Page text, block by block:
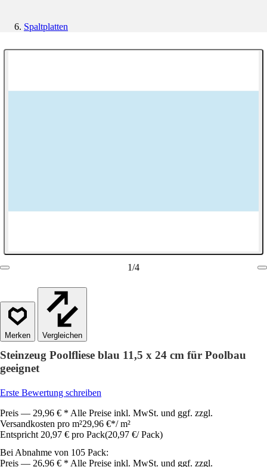
Spaltplatten
1/4
Vergleichen
Steinzeug Poolfliese blau 11,5 x 24 cm für Poolbau
geeignet
Erste Bewertung schreiben
Preis — 29,96 € * Alle Preise inkl. MwSt. und ggf. zzgl.
Versandkosten pro m²29,96 €*/ m²
Entspricht 20,97 € pro Pack(20,97 €/ Pack)
Bei Abnahme von 105 Pack:
Preis — 26,96 € * Alle Preise inkl. MwSt. und ggf. zzgl.